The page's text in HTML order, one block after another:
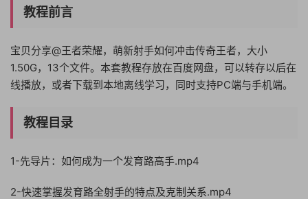
教程前言
宝贝分享@王者荣耀，萌新射手如何冲击传奇王者，大小
1.50G，13个文件。本套教程存放在百度网盘，可以转存以后在
线播放，或者下载到本地离线学习，同时支持PC端与手机端。
教程目录
1-先导片：如何成为一个发育路高手.mp4
2-快速掌握发育路全射手的特点及克制关系.mp4